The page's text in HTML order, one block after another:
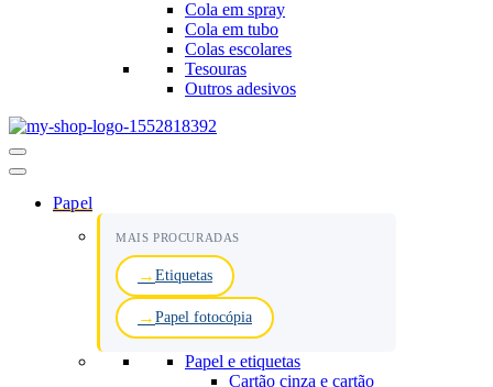
Cola em spray
Cola em tubo
Colas escolares
Tesouras
Outros adesivos
Menu
de
Papel
MAIS PROCURADAS
Etiquetas
Papel fotocópia
Papel e etiquetas
Cartão cinza e cartão